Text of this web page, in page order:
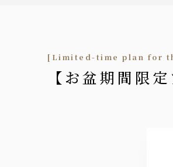
[Limited-time plan for
【お盆期間限